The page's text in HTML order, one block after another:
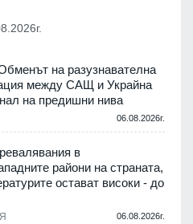
на разузнавателна
между САЩ и Украйна
на предишни нива
06.08.2026г.
в
райони на страната,
остават високи - до
06.08.2026г.